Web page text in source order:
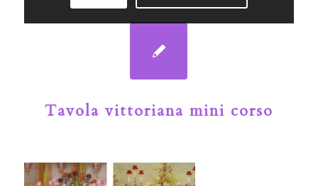
Tavola vittoriana mini corso